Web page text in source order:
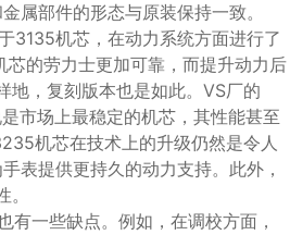
属部件的形态与原装保持一致。
3135机芯，在动力系统方面进行了
的劳力士更加可靠，而提升动力后
地，复刻版本也是如此。VS厂的
市场上最稳定的机芯，其性能甚至
机芯在技术上的升级仍然是令人
表提供更持久的动力支持。此外，
一些缺点。例如，在调校方面，